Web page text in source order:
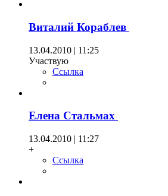
Виталий Кораблев
13.04.2010 | 11:25
Участвую
Ссылка
Елена Стальмах
13.04.2010 | 11:27
+
Ссылка